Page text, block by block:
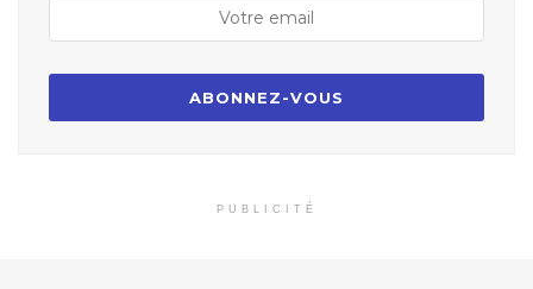
PUBLICITÉ